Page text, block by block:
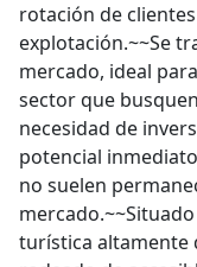
rotación de
explotación.~~Se
mercado, ideal
sector que
necesidad de
potencial
no suelen
turística altamente